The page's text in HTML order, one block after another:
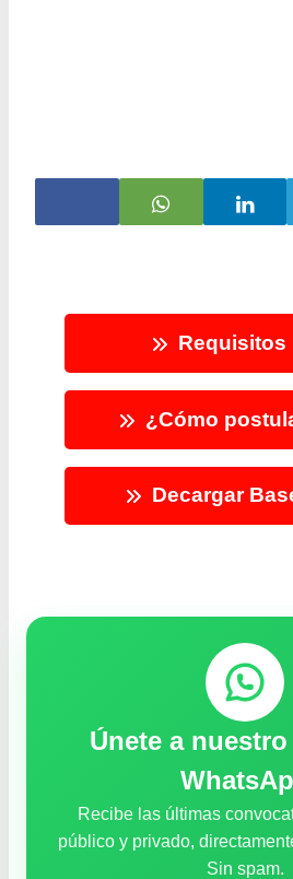
Requisitos
¿Cómo
Decargar
Únete a
Recibe las últimas
público y privado,
Sin spam.